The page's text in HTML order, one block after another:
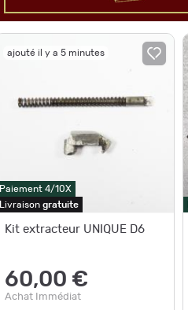
ajouté il y a 5 minutes
Paiement 4/10X
Livraison gratuite
Kit extracteur UNIQUE D6
60,00 €
Achat Immédiat